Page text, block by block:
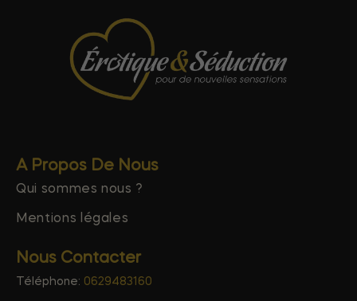
A Propos De Nous
Qui sommes nous ?
Mentions légales
Nous Contacter
Téléphone: 0629483160